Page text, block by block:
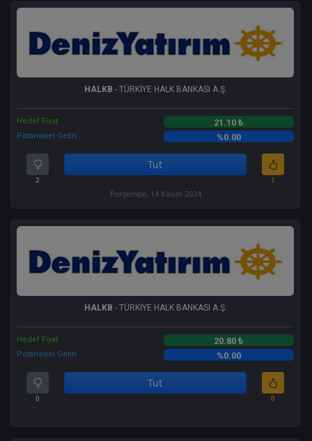
HALKB - TÜRKİYE HALK BANKASI A.Ş.
Hedef Fiyat 21.10 ₺
Potansiyel Getiri %0.00
2
Tut
1
Perşembe, 14 Kasım 2024
HALKB - TÜRKİYE HALK BANKASI A.Ş.
Hedef Fiyat 20.80 ₺
Potansiyel Getiri %0.00
0
Tut
0